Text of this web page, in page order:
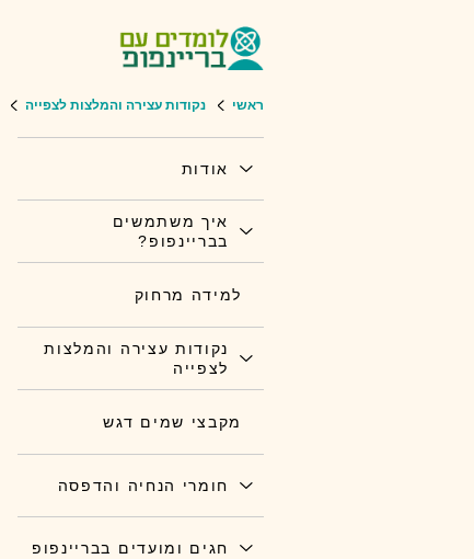
ראשי נקודות עצירה והמלצות לצפייה
אודות
איך משתמשים
בבריינפופ?
למידה מרחוק
נקודות עצירה והמלצות
לצפייה
מקבצי שמים דגש
חומרי הנחיה והדפסה
חגים ומועדים בבריינפופ